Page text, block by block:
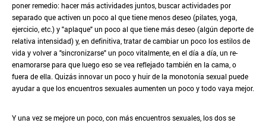
poner remedio: hacer más actividades juntos, buscar actividades por
separado que activen un poco al que tiene menos deseo (pilates, yoga,
ejercicio, etc.) y "aplaque" un poco al que tiene más deseo (algún deporte de
relativa intensidad) y, en definitiva, tratar de cambiar un poco los estilos de
vida y volver a "sincronizarse" un poco vitalmente, en el día a día, un re-
enamorarse para que luego eso se vea reflejado también en la cama, o
fuera de ella. Quizás innovar un poco y huir de la monotonía sexual puede
ayudar a que los encuentros sexuales aumenten un poco y todo vaya mejor.
Y una vez se mejore un poco, con más encuentros sexuales, los dos se